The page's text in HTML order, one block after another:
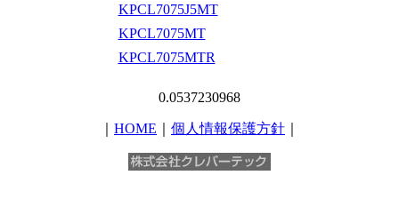
KPCL7075J5MT
KPCL7075MT
KPCL7075MTR
0.0537230968
HOME 個人情報保護方針